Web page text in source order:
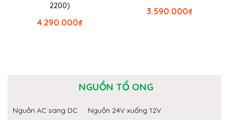
2200)
₫
4.290.000
₫
3.590.000
NGUỒN TỔ ONG
Nguồn AC sang DC Nguồn 24V xuống 12V